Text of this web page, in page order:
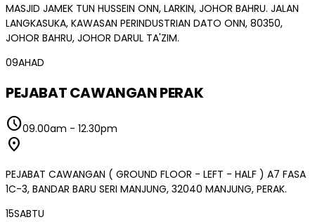
MASJID JAMEK TUN HUSSEIN ONN, LARKIN, JOHOR BAHRU. JALAN
LANGKASUKA, KAWASAN PERINDUSTRIAN DATO ONN, 80350,
JOHOR BAHRU, JOHOR DARUL TA'ZIM.
09AHAD
PEJABAT CAWANGAN PERAK
schedule09.00am - 12.30pm
location_on
PEJABAT CAWANGAN ( GROUND FLOOR - LEFT - HALF ) A7 FASA
1C-3, BANDAR BARU SERI MANJUNG, 32040 MANJUNG, PERAK.
15SABTU